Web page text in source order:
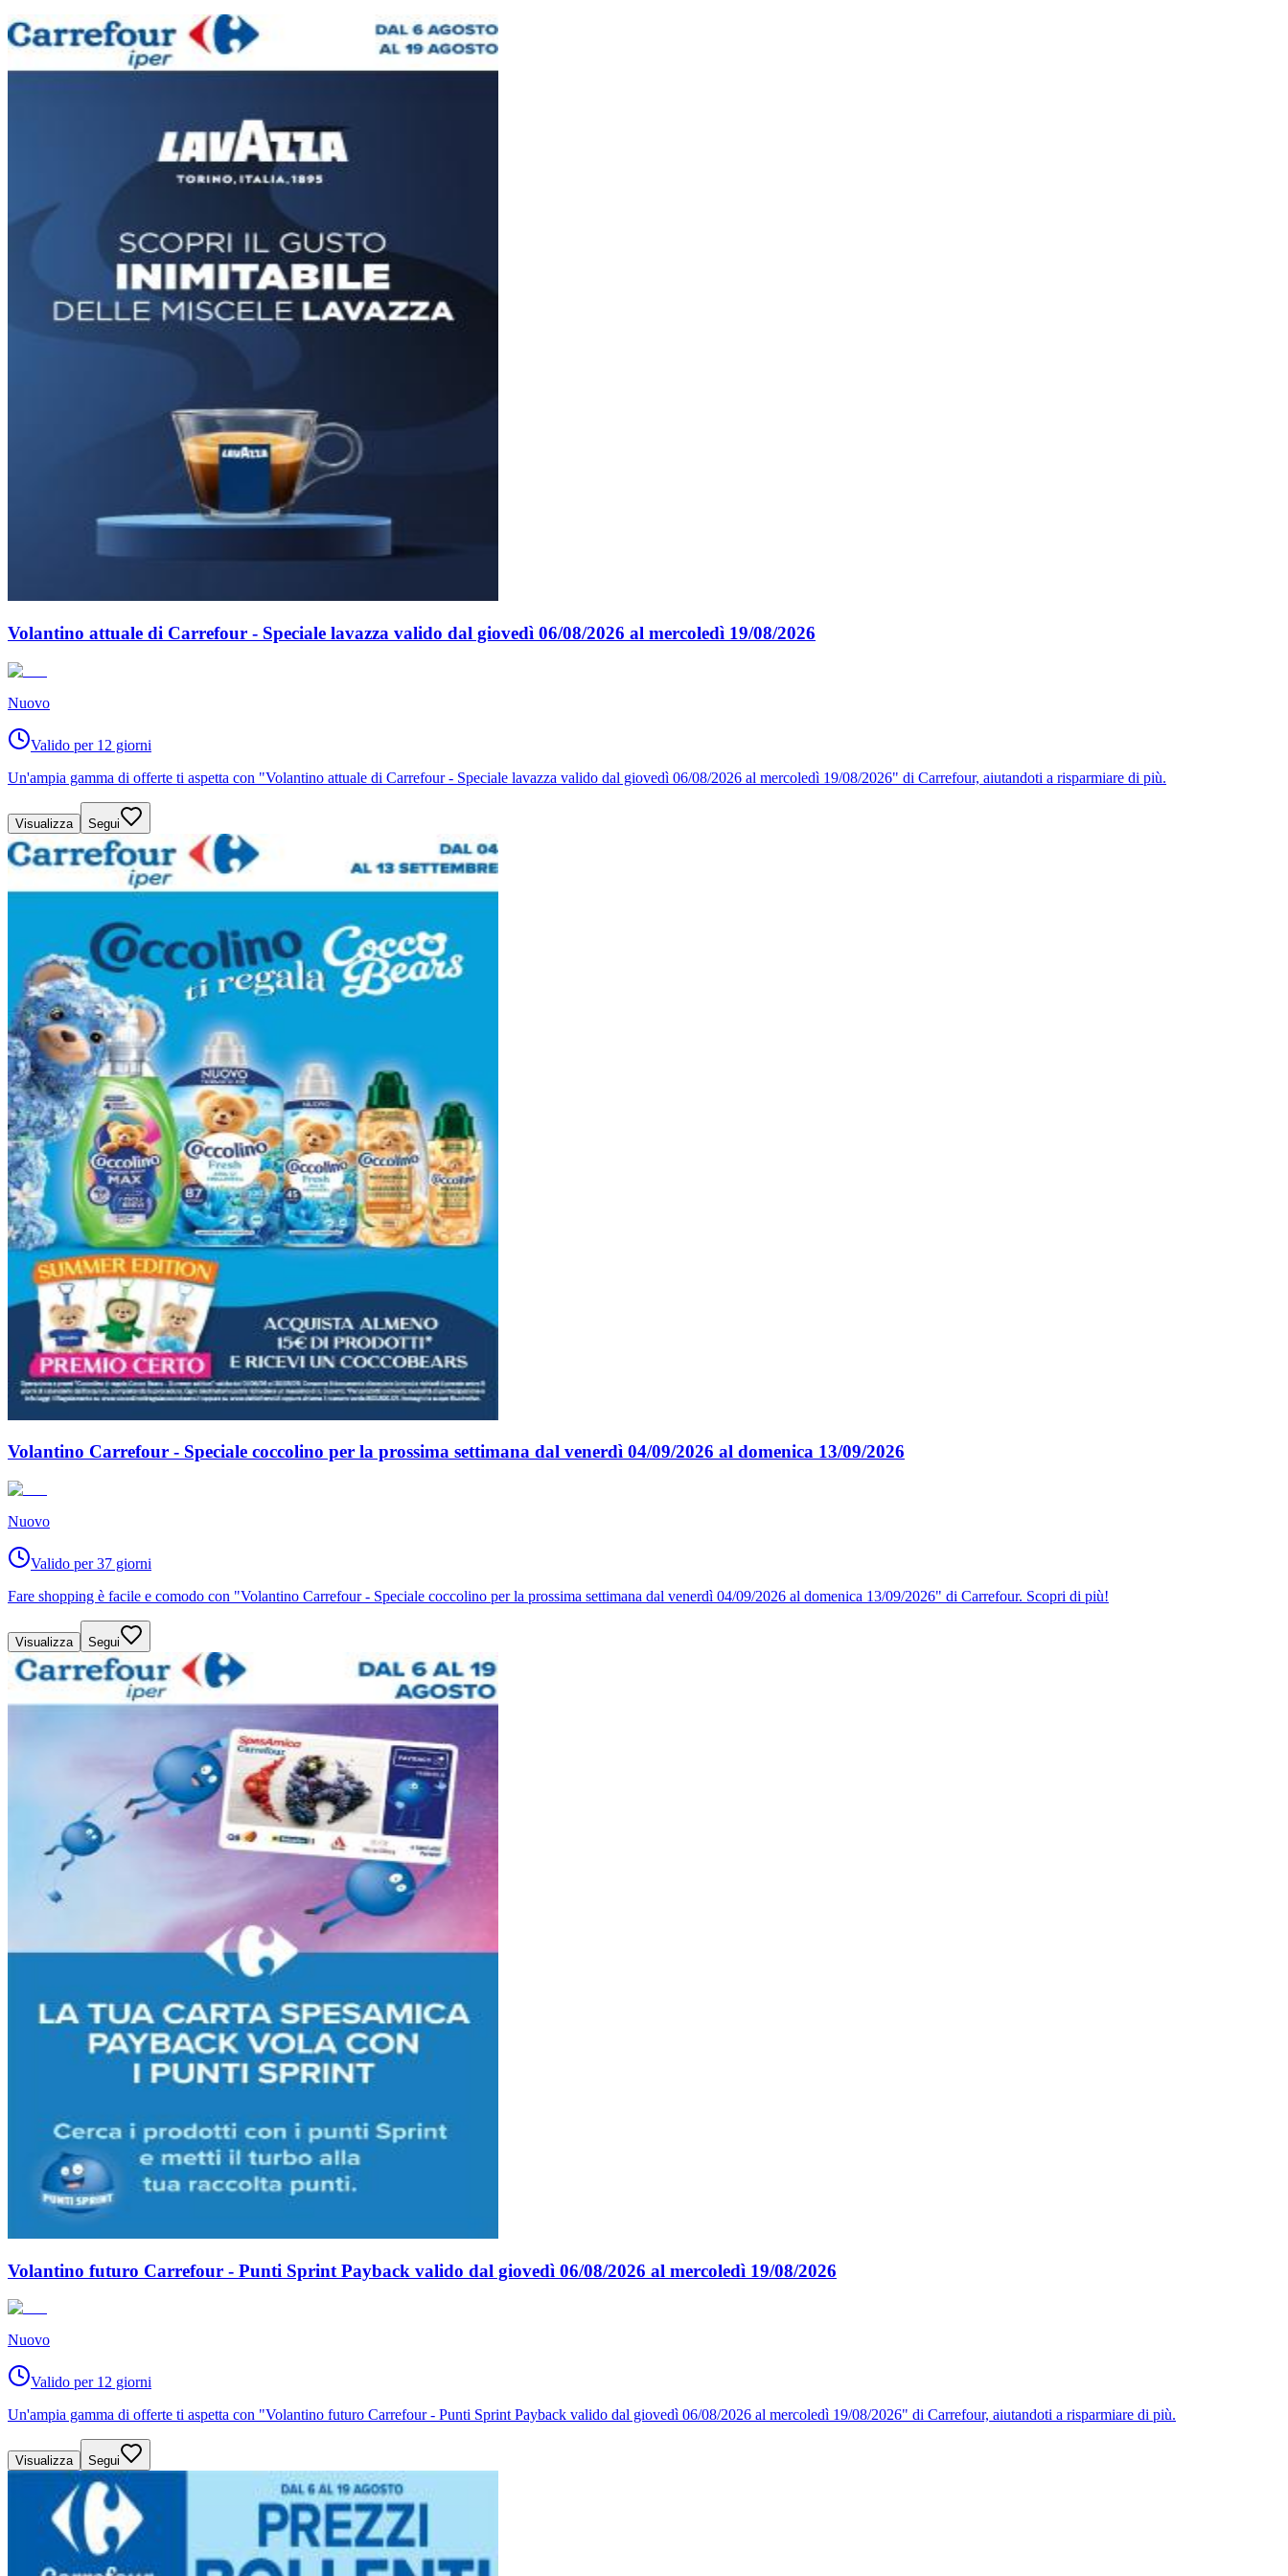
Volantino attuale di Carrefour - Speciale lavazza valido dal giovedì 06/08/2026 al mercoledì 19/08/2026
Nuovo
Valido per 12 giorni
Un'ampia gamma di offerte ti aspetta con "Volantino attuale di Carrefour - Speciale lavazza valido dal giovedì 06/08/2026 al mercoledì 19/08/2026" di Carrefour, aiutandoti a risparmiare di più.
Visualizza Segui
Volantino Carrefour - Speciale coccolino per la prossima settimana dal venerdì 04/09/2026 al domenica 13/09/2026
Nuovo
Valido per 37 giorni
Fare shopping è facile e comodo con "Volantino Carrefour - Speciale coccolino per la prossima settimana dal venerdì 04/09/2026 al domenica 13/09/2026" di Carrefour. Scopri di più!
Visualizza Segui
Volantino futuro Carrefour - Punti Sprint Payback valido dal giovedì 06/08/2026 al mercoledì 19/08/2026
Nuovo
Valido per 12 giorni
Un'ampia gamma di offerte ti aspetta con "Volantino futuro Carrefour - Punti Sprint Payback valido dal giovedì 06/08/2026 al mercoledì 19/08/2026" di Carrefour, aiutandoti a risparmiare di più.
Visualizza Segui